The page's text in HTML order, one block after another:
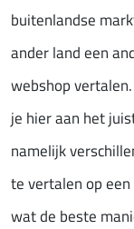
buitenlandse
ander land een
webshop
je hier aan het
namelijk
te vertalen op
wat de beste